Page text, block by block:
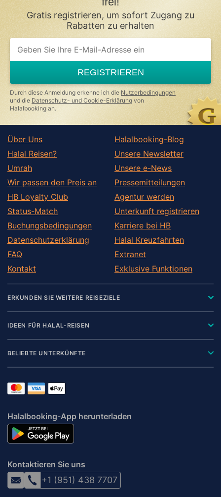
Gratis registrieren, um sofort Zugang zu
Rabatten zu erhalten
REGISTRIEREN
Durch diese Anmeldung erkenne ich die Nutzerbedingungen
und die Datenschutz- und Cookie-Erklärung von
Halalbooking an.
Über Uns
Halal Reisen?
Umrah
Wir passen den Preis an
HB Loyalty Club
Status-Match
Buchungsbedingungen
Datenschutzerklärung
FAQ
Kontakt
Halalbooking-Blog
Unsere Newsletter
Unsere e-News
Pressemitteilungen
Agentur werden
Unterkunft registrieren
Karriere bei HB
Halal Kreuzfahrten
Extranet
Exklusive Funktionen
ERKUNDEN SIE WEITERE REISEZIELE
IDEEN FÜR HALAL-REISEN
BELIEBTE UNTERKÜNFTE
Halalbooking-App herunterladen
Kontaktieren Sie uns
+1 (951) 438 7707